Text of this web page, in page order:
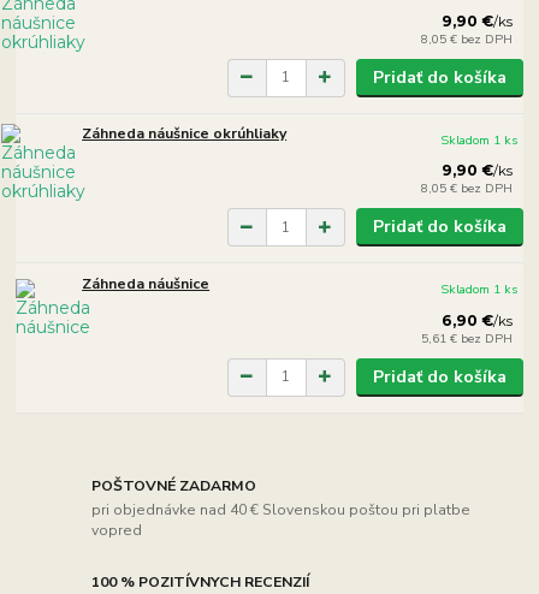
9,90 €/ks
8,05 € bez DPH
Pridať do košíka
Záhneda náušnice okrúhliaky
9,90 €/ks
8,05 € bez DPH
Skladom 1 ks
Pridať do košíka
Záhneda náušnice
6,90 €/ks
5,61 € bez DPH
Skladom 1 ks
Pridať do košíka
POŠTOVNÉ ZADARMO
pri objednávke nad 40 € Slovenskou poštou pri platbe
vopred
100 % POZITÍVNYCH RECENZIÍ